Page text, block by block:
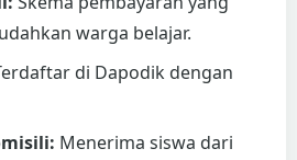
warga belajar.
di Dapodik dengan
Menerima siswa dari